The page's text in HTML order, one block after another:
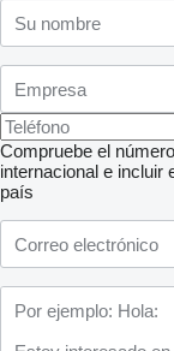
Compruebe el
internacional e incluir
país